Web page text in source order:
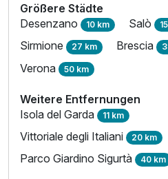
Größere Städte
Desenzano 10 km Salò
Sirmione 27 km Brescia
Verona 50 km
Weitere Entfernungen
Isola del Garda 11 km
Vittoriale degli Italiani 20 km
Parco Giardino Sigurtà 40 km